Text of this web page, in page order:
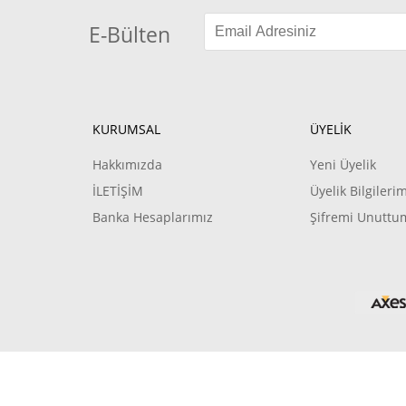
E-Bülten
KURUMSAL
Hakkımızda
İLETİŞİM
Banka Hesaplarımız
ÜYELİK
Yeni Üyelik
Üyelik Bilgilerim
Şifremi